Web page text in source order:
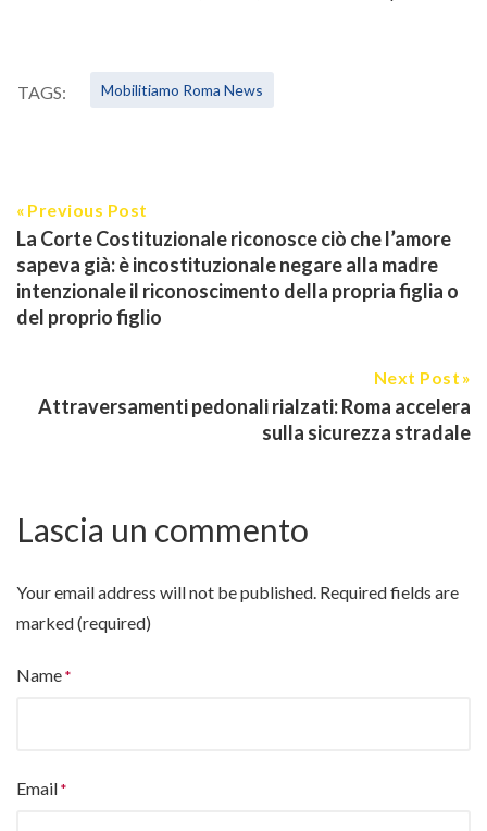
TAGS: Mobilitiamo Roma News
Previous Post
La Corte Costituzionale riconosce ciò che l’amore
sapeva già: è incostituzionale negare alla madre
intenzionale il riconoscimento della propria figlia o
del proprio figlio
Next Post
Attraversamenti pedonali rialzati: Roma accelera
sulla sicurezza stradale
Lascia un commento
Your email address will not be published. Required fields are
marked (required)
Name
Email